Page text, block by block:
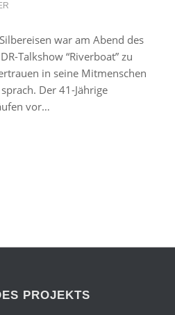
war am Abend des
Talkshow “Riverboat” zu
in seine Mitmenschen
Der 41-Jährige
vor…
PROJEKTS